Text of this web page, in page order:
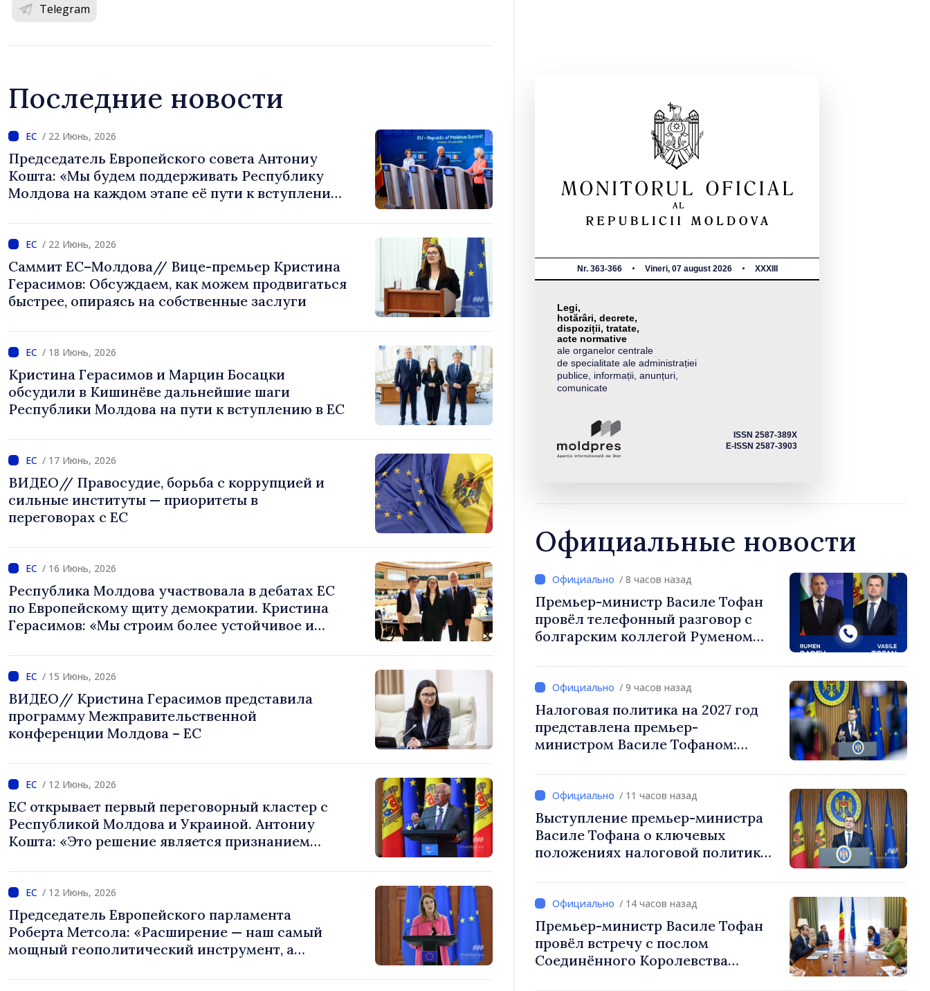
Telegram
Последние новости
/ 22 Июнь, 2026
Председатель Европейского совета Антониу
Кошта: «Мы будем поддерживать Республику
Молдова на каждом этапе её пути к вступлению
/ 22 Июнь, 2026
Саммит ЕС–Молдова// Вице-премьер Кристина
Герасимов: Обсуждаем, как можем продвигаться
быстрее, опираясь на собственные заслуги
/ 18 Июнь, 2026
Кристина Герасимов и Марцин Босацки
обсудили в Кишинёве дальнейшие шаги
Республики Молдова на пути к вступлению в ЕС
/ 17 Июнь, 2026
ВИДЕО// Правосудие, борьба с коррупцией и
сильные институты — приоритеты в
переговорах с ЕС
/ 16 Июнь, 2026
Республика Молдова участвовала в дебатах ЕС
по Европейскому щиту демократии. Кристина
Герасимов: «Мы строим более устойчивое и
/ 15 Июнь, 2026
ВИДЕО// Кристина Герасимов представила
программу Межправительственной
конференции Молдова – ЕС
/ 12 Июнь, 2026
ЕС открывает первый переговорный кластер с
Республикой Молдова и Украиной. Антониу
Кошта: «Это решение является признанием
/ 12 Июнь, 2026
Председатель Европейского парламента
Роберта Метсола: «Расширение — наш самый
мощный геополитический инструмент, а
Nr. 363-366 Vineri, 07 august 2026 XXXIII
Legi,
hotărâri, decrete,
dispoziții, tratate,
acte normative
ale organelor centrale
de specialitate ale administrației
publice, informații, anunțuri,
comunicate
ISSN 2587-389X
E-ISSN 2587-3903
Официальные новости
/ 8 часов назад
Премьер-министр Василе Тофан
провёл телефонный разговор с
болгарским коллегой Руменом
/ 9 часов назад
Налоговая политика на 2027 год
представлена премьер-
министром Василе Тофаном:
инвестиций и более справедливое
налогообложение
/ 11 часов назад
Выступление премьер-министра
Василе Тофана о ключевых
положениях налоговой политики
/ 14 часов назад
Премьер-министр Василе Тофан
провёл встречу с послом
Соединённого Королевства